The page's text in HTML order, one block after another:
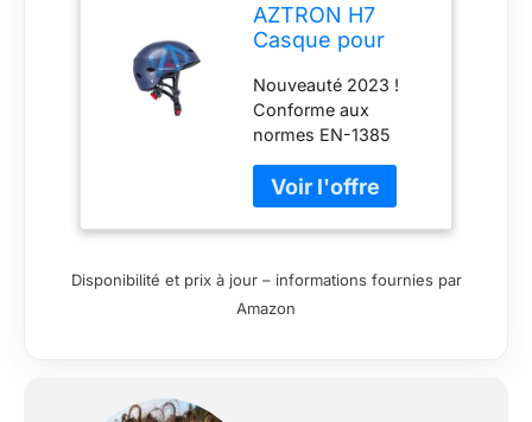
AZTRON H7
Casque pour
Nautiques Adulte
Unisexe,
Multicolore, S/M
Nouveauté 2023 !
Conforme aux
normes EN-1385
sports nautiques
Coque extérieure
légère avec trous de
en mousse visco-
élastique Système de
Disponibilité et prix à jour – informations fournies par
Amazon